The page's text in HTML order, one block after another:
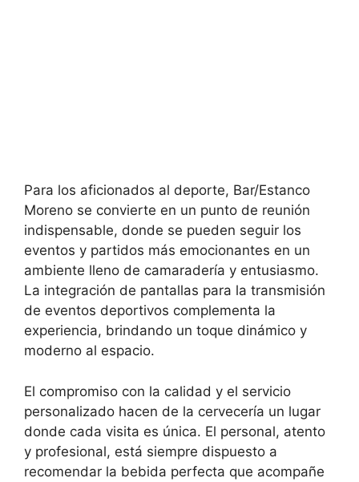
Para los aficionados al deporte, Bar/Estanco
Moreno se convierte en un punto de reunión
indispensable, donde se pueden seguir los
eventos y partidos más emocionantes en un
ambiente lleno de camaradería y entusiasmo.
La integración de pantallas para la transmisión
de eventos deportivos complementa la
experiencia, brindando un toque dinámico y
moderno al espacio.
El compromiso con la calidad y el servicio
personalizado hacen de la cervecería un lugar
donde cada visita es única. El personal, atento
y profesional, está siempre dispuesto a
recomendar la bebida perfecta que acompañe